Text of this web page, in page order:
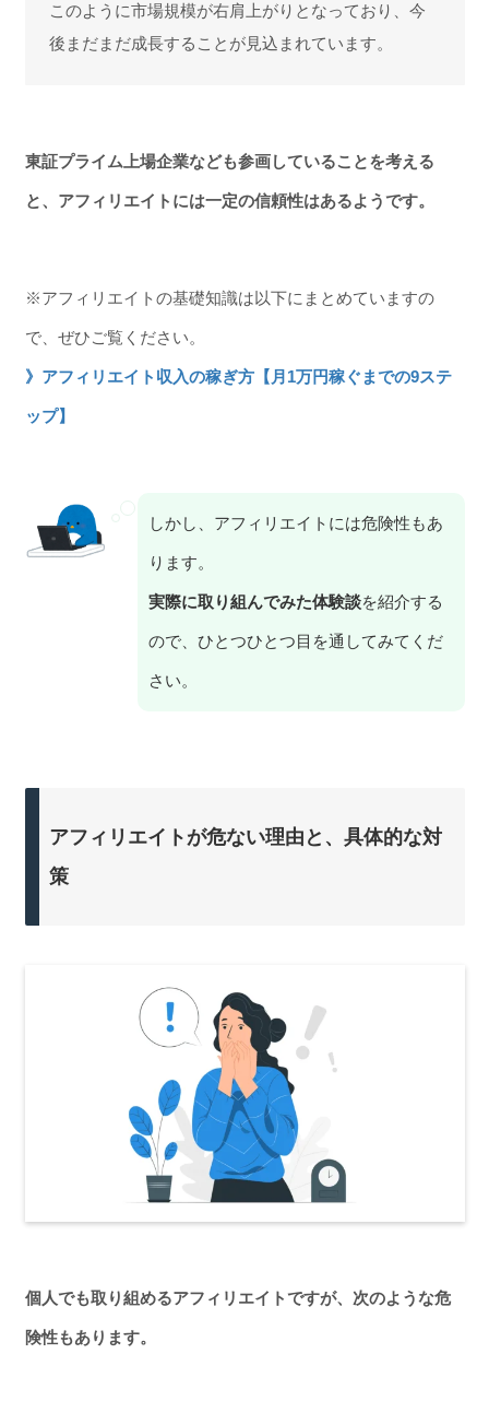
このように市場規模が右肩上がりとなっており、今
後まだまだ成長することが見込まれています。
東証プライム上場企業なども参画していることを考える
と、アフィリエイトには一定の信頼性はあるようです。
※アフィリエイトの基礎知識は以下にまとめていますの
で、ぜひご覧ください。
》アフィリエイト収入の稼ぎ方【月1万円稼ぐまでの9ステ
ップ】
しかし、アフィリエイトには危険性もあ
ります。
実際に取り組んでみた体験談を紹介する
ので、ひとつひとつ目を通してみてくだ
さい。
アフィリエイトが危ない理由と、具体的な対
策
個人でも取り組めるアフィリエイトですが、次のような危
険性もあります。